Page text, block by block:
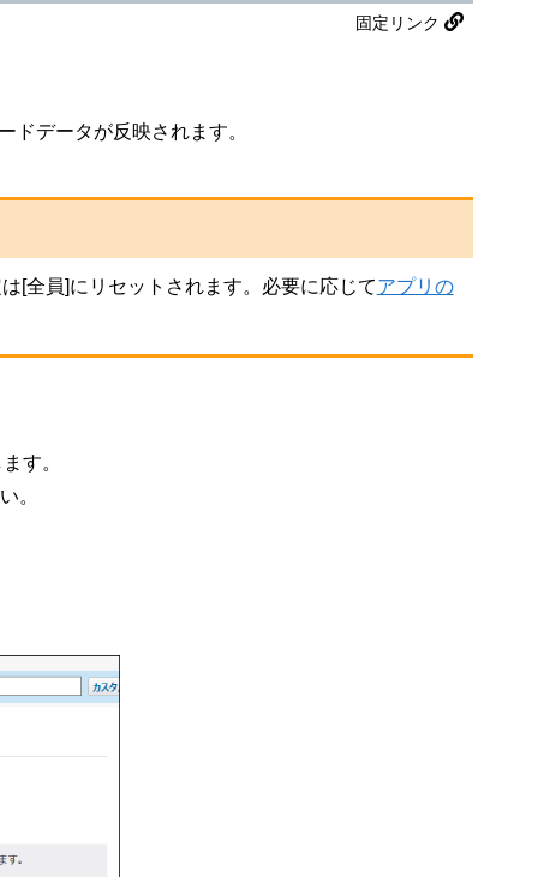
固定リンク
ドデータが反映されます。
[全員]にリセットされます。必要に応じてアプリの
す。
。